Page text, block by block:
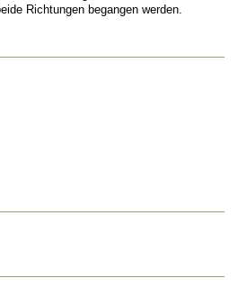
Richtungen begangen werden.